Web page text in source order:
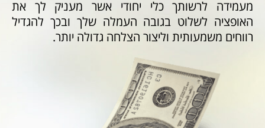
מעמידה לרשותך כלי יחודי אשר מעניק לך את
האופציה לשלוט בגובה העמלה שלך ובכך להגדיל
רווחים משמעותית וליצור הצלחה גדולה יותר.